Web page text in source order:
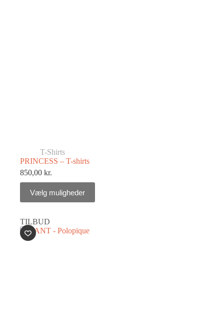
T-Shirts
PRINCESS – T-shirts
850,00 kr.
Vælg muligheder
TILBUD